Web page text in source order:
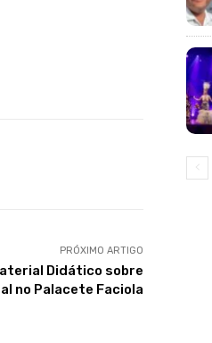
PRÓXIMO ARTIGO
Didático sobre
no Palacete Faciola